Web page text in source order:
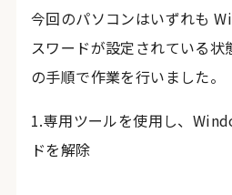
今回のパソコンはいずれも
スワードが設定されている状
の手順で作業を行いました。
1.専用ツールを使用し、
ドを解除